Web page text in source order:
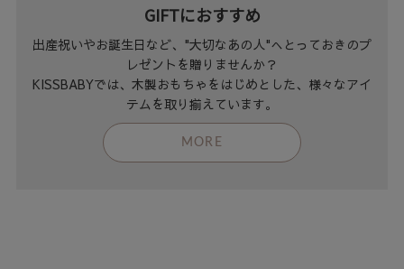
GIFTにおすすめ
出産祝いやお誕生日など、"大切なあの人"へとっておきのプ
レゼントを贈りませんか？
KISSBABYでは、木製おもちゃをはじめとした、様々なアイ
テムを取り揃えています。
MORE